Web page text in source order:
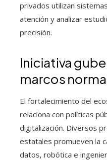
privados utilizan
atención y analizar
precisión.
Iniciativa
marcos
El fortalecimiento del
relaciona con políticas
digitalización. Diversos
estatales promueven la
datos, robótica e